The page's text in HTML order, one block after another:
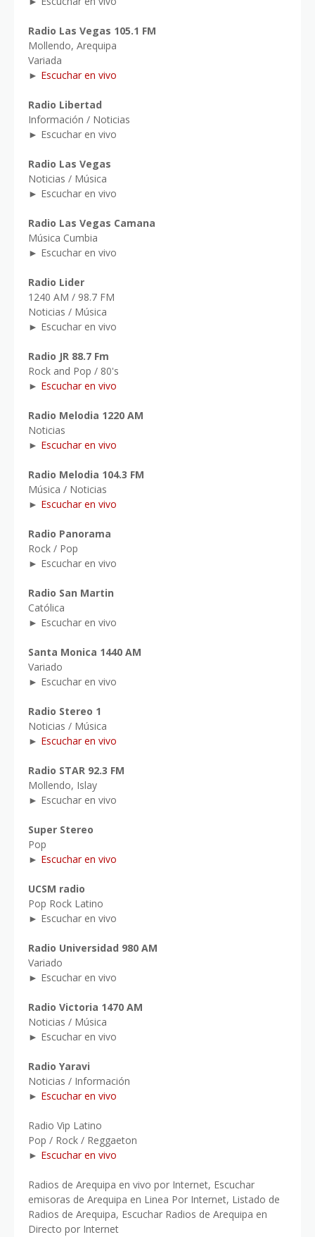
Radio Las Vegas 105.1 FM
Mollendo, Arequipa
Variada
► Escuchar en vivo
Radio Libertad
Información / Noticias
► Escuchar en vivo
Radio Las Vegas
Noticias / Música
► Escuchar en vivo
Radio Las Vegas Camana
Música Cumbia
► Escuchar en vivo
Radio Lider
1240 AM / 98.7 FM
Noticias / Música
► Escuchar en vivo
Radio JR 88.7 Fm
Rock and Pop / 80's
► Escuchar en vivo
Radio Melodia 1220 AM
Noticias
► Escuchar en vivo
Radio Melodia 104.3 FM
Música / Noticias
► Escuchar en vivo
Radio Panorama
Rock / Pop
► Escuchar en vivo
Radio San Martin
Católica
► Escuchar en vivo
Santa Monica 1440 AM
Variado
► Escuchar en vivo
Radio Stereo 1
Noticias / Música
► Escuchar en vivo
Radio STAR 92.3 FM
Mollendo, Islay
► Escuchar en vivo
Super Stereo
Pop
► Escuchar en vivo
UCSM radio
Pop Rock Latino
► Escuchar en vivo
Radio Universidad 980 AM
Variado
► Escuchar en vivo
Radio Victoria 1470 AM
Noticias / Música
► Escuchar en vivo
Radio Yaravi
Noticias / Información
► Escuchar en vivo
Radio Vip Latino
Pop / Rock / Reggaeton
► Escuchar en vivo
Radios de Arequipa en vivo por Internet, Escuchar
emisoras de Arequipa en Linea Por Internet, Listado de
Radios de Arequipa, Escuchar Radios de Arequipa en
Directo por Internet